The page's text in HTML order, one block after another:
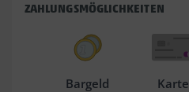
ZAHLUNGSMÖGLICHKEITEN
Bargeld Karte